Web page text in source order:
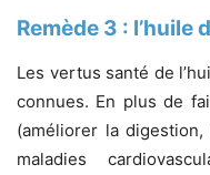
Remède 3 : l’huile
Les vertus santé de
connues. En plus de
(améliorer la
maladies